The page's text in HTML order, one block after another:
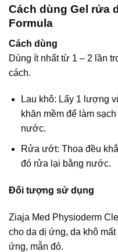
Cách dùng Gel rửa
Formula
Cách dùng
Dùng ít nhất từ 1 – 2 lần
cách.
Lau khô: Lấy 1 lượng
khăn mềm để làm
nước.
Rửa ướt: Thoa đều
đó rửa lại bằng nước.
Đối tượng sử dụng
Ziaja Med Physioderm
cho da dị ứng, da khô
ứng, mẫn đỏ.